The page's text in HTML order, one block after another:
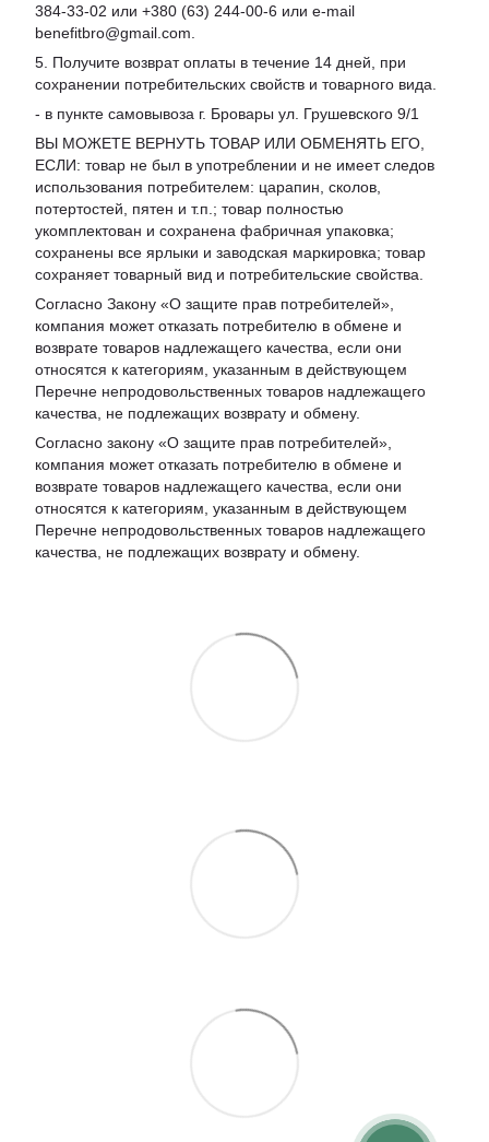
384-33-02 или +380 (63) 244-00-6 или e-mail
benefitbro@gmail.com.
5. Получите возврат оплаты в течение 14 дней, при
сохранении потребительских свойств и товарного вида.
- в пункте самовывоза г. Бровары ул. Грушевского 9/1
ВЫ МОЖЕТЕ ВЕРНУТЬ ТОВАР ИЛИ ОБМЕНЯТЬ ЕГО,
ЕСЛИ: товар не был в употреблении и не имеет следов
использования потребителем: царапин, сколов,
потертостей, пятен и т.п.; товар полностью
укомплектован и сохранена фабричная упаковка;
сохранены все ярлыки и заводская маркировка; товар
сохраняет товарный вид и потребительские свойства.
Согласно Закону «О защите прав потребителей»,
компания может отказать потребителю в обмене и
возврате товаров надлежащего качества, если они
относятся к категориям, указанным в действующем
Перечне непродовольственных товаров надлежащего
качества, не подлежащих возврату и обмену.
Согласно закону «О защите прав потребителей»,
компания может отказать потребителю в обмене и
возврате товаров надлежащего качества, если они
относятся к категориям, указанным в действующем
Перечне непродовольственных товаров надлежащего
качества, не подлежащих возврату и обмену.